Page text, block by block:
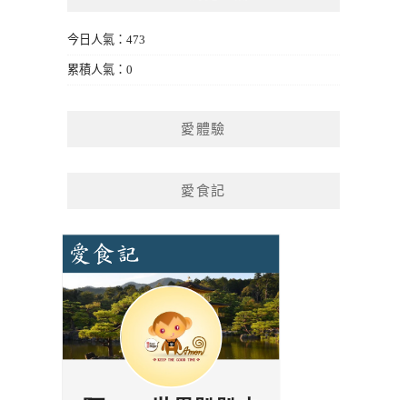
今日人氣：473
累積人氣：0
愛體驗
愛食記